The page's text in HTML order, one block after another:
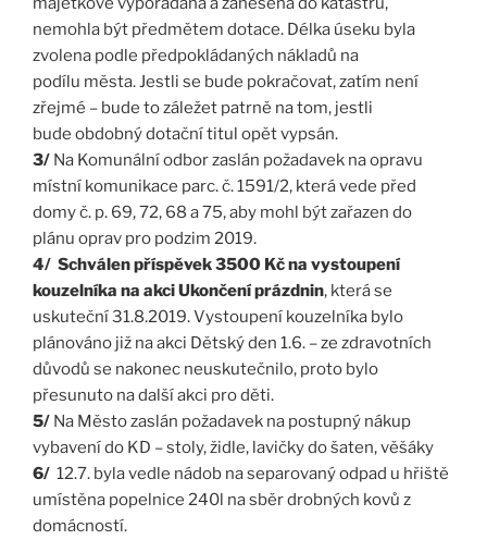
nemohla být předmětem dotace. Délka úseku byla
zvolena podle předpokládaných nákladů na
podílu města. Jestli se bude pokračovat, zatím není
zřejmé – bude to záležet patrně na tom, jestli
bude obdobný dotační titul opět vypsán.
3/ Na Komunální odbor zaslán požadavek na opravu
místní komunikace parc. č. 1591/2, která vede před
domy č. p. 69, 72, 68 a 75, aby mohl být zařazen do
plánu oprav pro podzim 2019.
4/ Schválen příspěvek 3500 Kč na vystoupení
kouzelníka na akci Ukončení prázdnin, která se
uskuteční 31.8.2019. Vystoupení kouzelníka bylo
plánováno již na akci Dětský den 1.6. – ze zdravotních
důvodů se nakonec neuskutečnilo, proto bylo
přesunuto na další akci pro děti.
5/ Na Město zaslán požadavek na postupný nákup
vybavení do KD – stoly, židle, lavičky do šaten, věšáky
6/ 12.7. byla vedle nádob na separovaný odpad u hřiště
umístěna popelnice 240l na sběr drobných kovů z
domácností.